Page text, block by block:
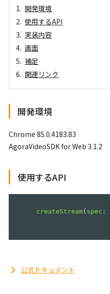
開発環境
使用するAPI
実装内容
画面
補足
関連リンク
開発環境
Chrome 85.0.4183.83
AgoraVideoSDK for Web 3.1.2
使用するAPI
createStream( spec :
公式ドキュメント